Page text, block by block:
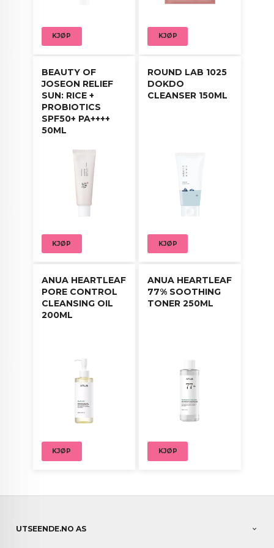
KJØP KJØP
BEAUTY OF
JOSEON RELIEF
SUN: RICE +
PROBIOTICS
SPF50+ PA++++
50ML
KJØP
ROUND LAB 1025
DOKDO
CLEANSER 150ML
KJØP
ANUA HEARTLEAF
PORE CONTROL
CLEANSING OIL
200ML
KJØP
ANUA HEARTLEAF
77% SOOTHING
TONER 250ML
KJØP
UTSEENDE.NO AS